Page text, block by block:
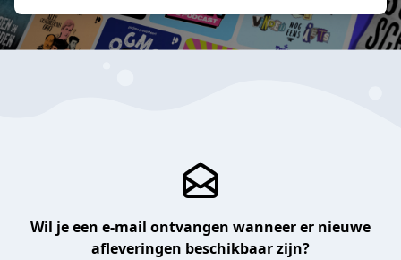
Wil je een e-mail ontvangen wanneer er nieuwe
afleveringen beschikbaar zijn?